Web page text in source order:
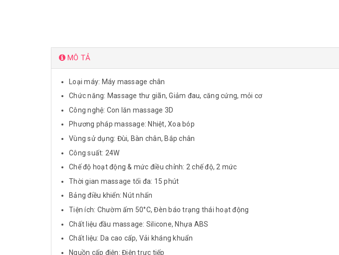
MÔ TẢ
Loại máy: Máy massage chân
Chức năng: Massage thư giãn, Giảm đau, căng cứng, mỏi cơ
Công nghệ: Con lăn massage 3D
Phương pháp massage: Nhiệt, Xoa bóp
Vùng sử dụng: Đùi, Bàn chân, Bắp chân
Công suất: 24W
Chế độ hoạt động & mức điều chỉnh: 2 chế độ, 2 mức
Thời gian massage tối đa: 15 phút
Bảng điều khiển: Nút nhấn
Tiện ích: Chườm ấm 50°C, Đèn báo trạng thái hoạt động
Chất liệu đầu massage: Silicone, Nhựa ABS
Chất liệu: Da cao cấp, Vải kháng khuẩn
Nguồn cấp điện: Điện trực tiếp